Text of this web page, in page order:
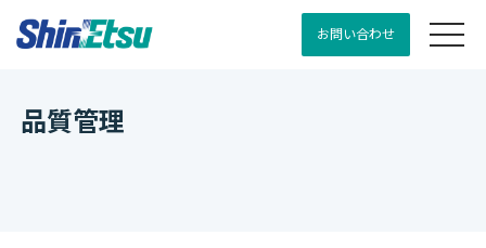
お問い合わせ
品質管理